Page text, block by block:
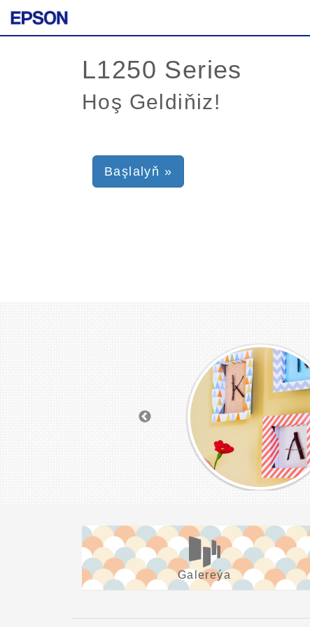
Hoş Geldiňiz!
Başlalyň »
Galereýa